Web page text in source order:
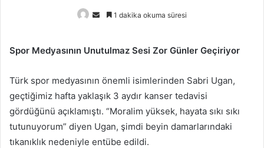
Bir
göndermek
1 dakika okuma süresi
Spor Medyasının Unutulmaz Sesi Zor Günler Geçiriyor
Türk spor medyasının önemli isimlerinden Sabri Ugan,
geçtiğimiz hafta yaklaşık 3 aydır kanser tedavisi
gördüğünü açıklamıştı. “Moralim yüksek, hayata sıkı sıkı
tutunuyorum” diyen Ugan, şimdi beyin damarlarındaki
tıkanıklık nedeniyle entübe edildi.